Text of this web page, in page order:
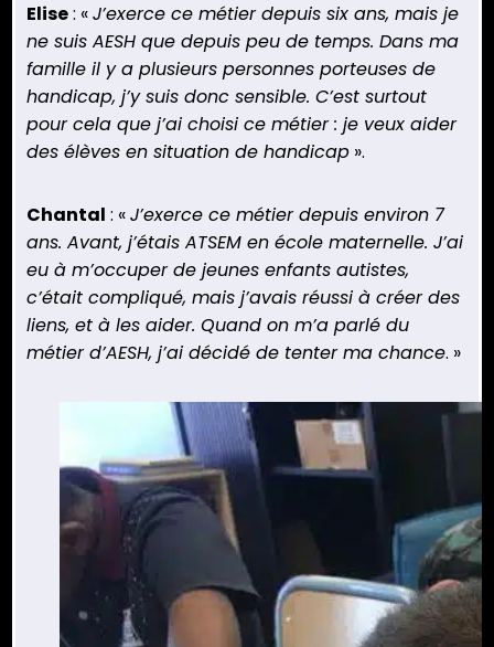
Elise: «J’exerce ce métier depuis six ans, mais je
ne suis AESH que depuis peu de temps. Dans ma
famille il y a plusieurs personnes porteuses de
handicap, j’y suis donc sensible. C’est surtout
pour cela que j’ai choisi ce métier : je veux aider
des élèves en situation de handicap ».
Chantal : «J’exerce ce métier depuis environ 7
ans. Avant, j’étais ATSEM en école maternelle. J’ai
eu à m’occuper de jeunes enfants autistes,
c’était compliqué, mais j’avais réussi à créer des
liens, et à les aider. Quand on m’a parlé du
métier d’AESH, j’ai décidé de tenter ma chance. »